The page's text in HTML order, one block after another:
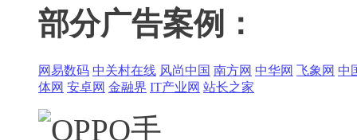
部分广告案例：
网易数码 中关村在线 风尚中国 南方网 中华网 飞象网 中
体网 安卓网 金融界 IT产业网 站长之家